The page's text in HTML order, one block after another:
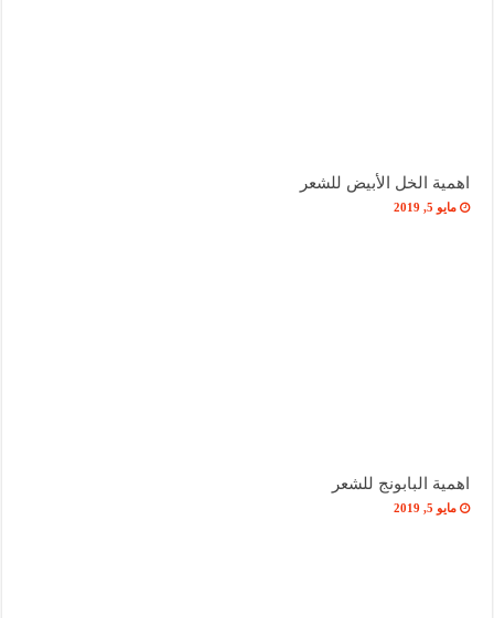
اهمية الخل الأبيض للشعر
مايو 5, 2019
اهمية البابونج للشعر
مايو 5, 2019